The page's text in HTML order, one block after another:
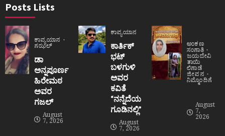
Posts Lists
ಕಾವ್ಯಯಾನ
ಗಝಲ್
ಡಾ
ಅನ್ನಪೂರ್ಣ
ಹಿರೇಮಠ
ಅವರ
ಗಜಲ್
August
7, 2026
ಕಾವ್ಯಯಾನ
ಕಾರ್ತಿಕ್
ಭಟ್
ಬಳಗುಳಿ
ಅವರ
ಕವಿತೆ
“ನನ್ನೆದೆಯ
ಗೂಡಿನಲ್ಲಿ”
August
7, 2026
ಅಂಕಣ
ಸಂಗಾತಿ
ಜಯದೇವಿ
ತಾಯಿ
ಲಿಗಾಡೆ
ಜೀವನ
ನಿಮ್ಮೊಂದಿಗೆ
August
7,
2026